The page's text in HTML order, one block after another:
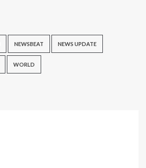
NEWSBEAT NEWS UPDATE
WORLD